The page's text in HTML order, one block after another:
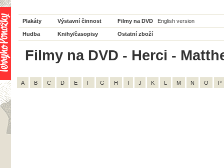
Plakáty Výstavní činnost Filmy na DVD English version
Hudba Knihy/časopisy Ostatní zboží
Filmy na DVD - Herci -
A B C D E F G H I J K L M N O P